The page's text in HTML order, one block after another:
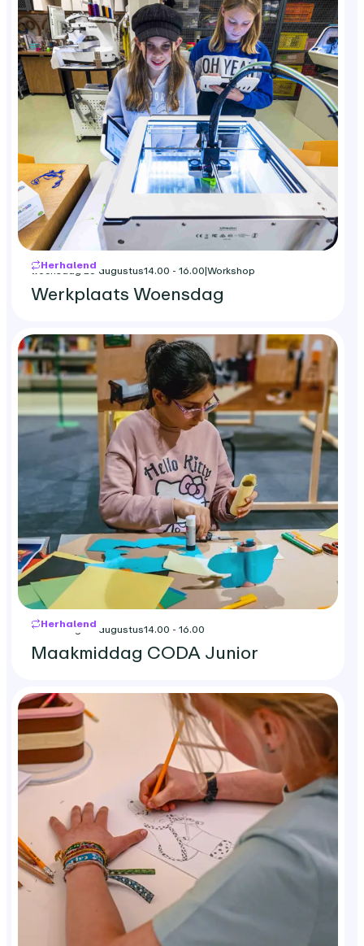
Herhalend
woensdag 26 augustus14.00 - 16.00|Workshop
Werkplaats Woensdag
Herhalend
woensdag 26 augustus14.00 - 16.00
Maakmiddag CODA Junior